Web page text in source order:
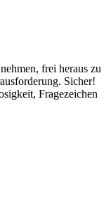
frei heraus zu
Sicher!
Fragezeichen